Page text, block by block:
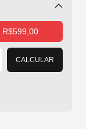
R$599,00
CALCULAR